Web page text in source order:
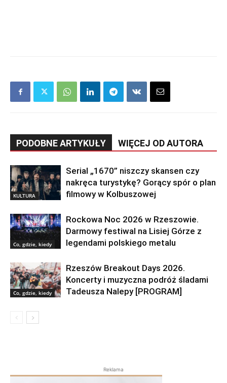
PODOBNE ARTYKUŁY WIĘCEJ OD AUTORA
KULTURA
Serial „1670” niszczy skansen czy
nakręca turystykę? Gorący spór o plan
filmowy w Kolbuszowej
Co, gdzie, kiedy
Rockowa Noc 2026 w Rzeszowie.
Darmowy festiwal na Lisiej Górze z
legendami polskiego metalu
Co, gdzie, kiedy
Rzeszów Breakout Days 2026.
Koncerty i muzyczna podróż śladami
Tadeusza Nalepy [PROGRAM]
Reklama